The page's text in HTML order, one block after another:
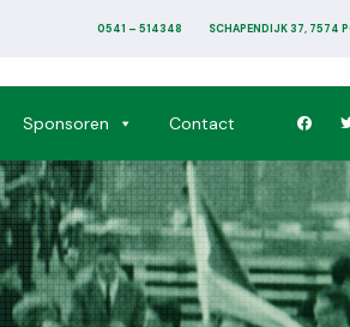
0541 – 514348 SCHAPENDIJK 37, 7574
Sponsoren Contact